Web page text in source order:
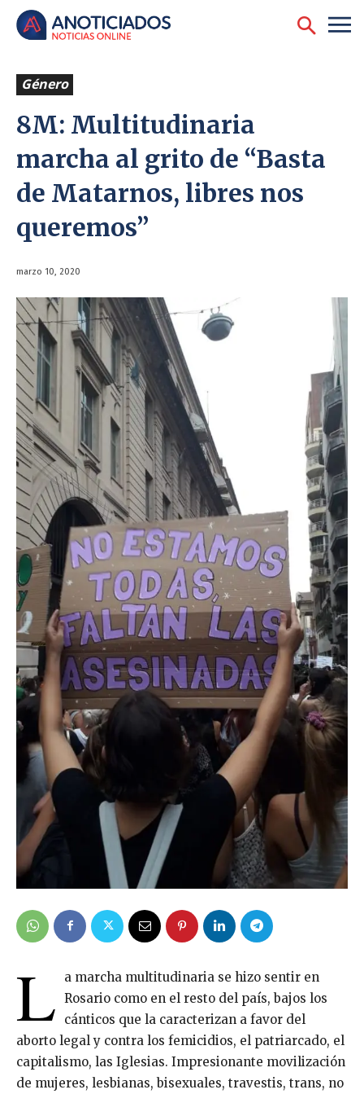
Género
8M: Multitudinaria
marcha al grito de “Basta
de Matarnos, libres nos
queremos”
marzo 10, 2020
L
a marcha multitudinaria se hizo sentir en
Rosario como en el resto del país, bajos los
cánticos que la caracterizan a favor del
aborto legal y contra los femicidios, el patriarcado, el
capitalismo, las Iglesias. Impresionante movilización
de mujeres, lesbianas, bisexuales, travestis, trans, no